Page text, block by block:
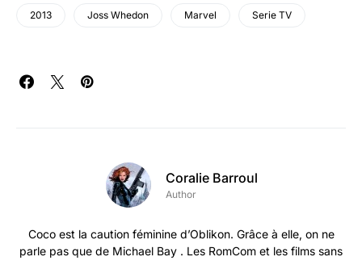
2013 Joss Whedon Marvel Serie TV
Coralie Barroul
Author
Coco est la caution féminine d’Oblikon. Grâce à elle, on ne
parle pas que de Michael Bay . Les RomCom et les films sans